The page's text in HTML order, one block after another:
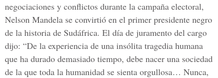
negociaciones y conflictos durante la campaña electoral,
Nelson Mandela se convirtió en el primer presidente negro
de la historia de Sudáfrica. El día de juramento del cargo
dijo: “De la experiencia de una insólita tragedia humana
que ha durado demasiado tiempo, debe nacer una sociedad
de la que toda la humanidad se sienta orgullosa… Nunca,